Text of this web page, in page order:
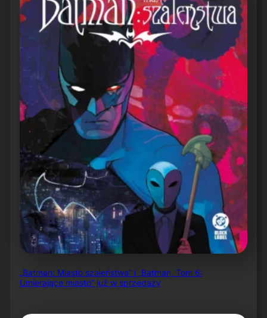
„Batman: Miasto szaleństwa” i „Batman, Tom 6:
Umierające miasto” już w sprzedaży